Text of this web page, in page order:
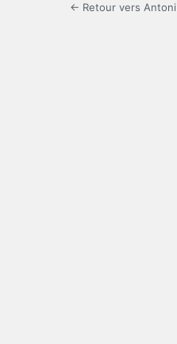
← Retour vers Antoni